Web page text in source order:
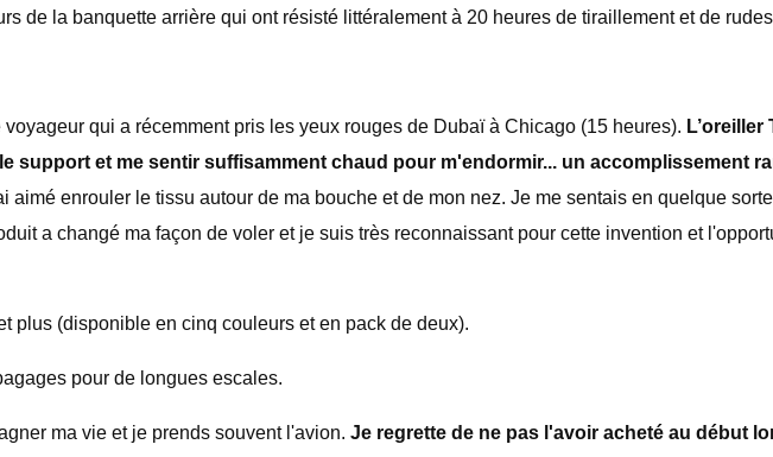
de la banquette arrière qui ont résisté littéralement à 20 heures de tiraillement et de
qui a récemment pris les yeux rouges de Dubaï à Chicago (15 heures).
support et me sentir suffisamment chaud pour m'endormir... un accomplissement
aimé enrouler le tissu autour de ma bouche et de mon nez. Je me sentais en quelque
a changé ma façon de voler et je suis très reconnaissant pour cette invention et
plus (disponible en cinq couleurs et en pack de deux).
pour de longues escales.
ma vie et je prends souvent l'avion. Je regrette de ne pas l'avoir acheté au début